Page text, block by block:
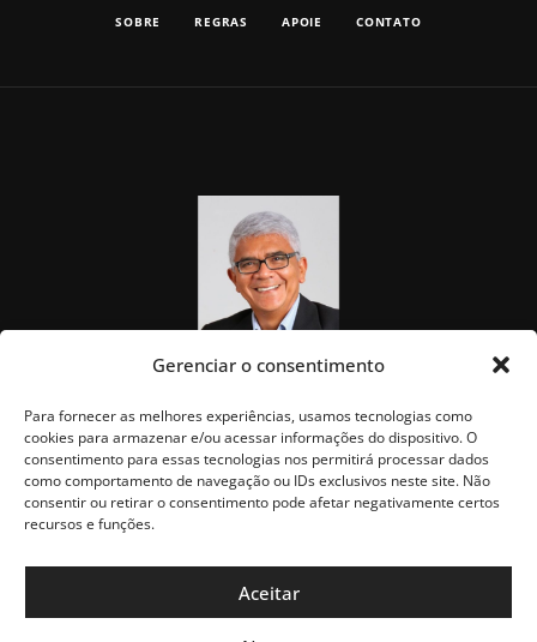
Gerenciar o consentimento
Para fornecer as melhores experiências, usamos tecnologias como
cookies para armazenar e/ou acessar informações do dispositivo. O
consentimento para essas tecnologias nos permitirá processar dados
como comportamento de navegação ou IDs exclusivos neste site. Não
consentir ou retirar o consentimento pode afetar negativamente certos
recursos e funções.
Aceitar
SOBRE REGRAS APOIE CONTATO